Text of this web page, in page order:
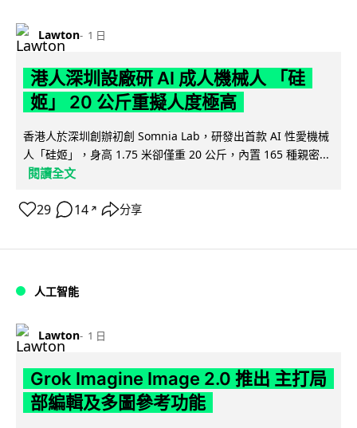
Lawton 1 日
港人深圳設廠研 AI 成人機械人 「硅
姬」 20 公斤重擬人度極高
香港人於深圳創辦初創 Somnia Lab，研發出首款 AI 性愛機械
人「硅姬」，身高 1.75 米卻僅重 20 公斤，內置 165 種親密...
閱讀全文
29 14 ↗ 分享
人工智能
Lawton 1 日
Grok Imagine Image 2.0 推出 主打局
部編輯及多圖參考功能